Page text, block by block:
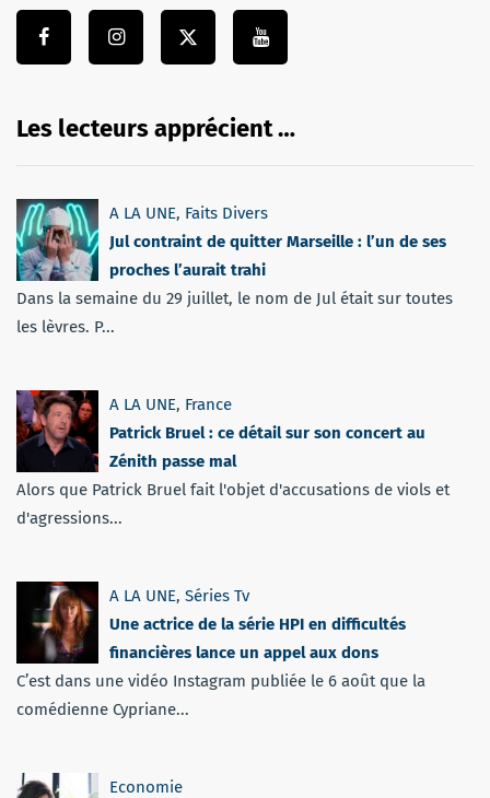
Les lecteurs apprécient …
A LA UNE, Faits Divers
Jul contraint de quitter Marseille : l’un de ses
proches l’aurait trahi
Dans la semaine du 29 juillet, le nom de Jul était sur toutes
les lèvres. P...
A LA UNE, France
Patrick Bruel : ce détail sur son concert au
Zénith passe mal
Alors que Patrick Bruel fait l'objet d'accusations de viols et
d'agressions...
A LA UNE, Séries Tv
Une actrice de la série HPI en difficultés
financières lance un appel aux dons
C’est dans une vidéo Instagram publiée le 6 août que la
comédienne Cypriane...
Economie